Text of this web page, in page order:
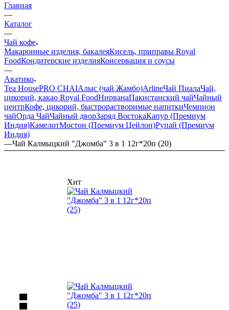
Главная
—
Каталог
—
Чай кофе
Макаронные изделия, бакалеяКисель, приправы Royal
FoodКондитерские изделияКонсервация и соусы
—
Аватико
Tea HousePRO CHAIАлыс (чай Жамбо)ArlineЧай ПиалаЧай,
цикорий, какао Royal FoodНирванаПакистанский чайЧайный
центрКофе, цикорий, быстрорастворимые напиткиЧемпион
чайОрда ЧайЧайный дворЗаряд ВостокаКапур (Премиум
Индия)КамелотМостон (Премиум Цейлон)Рупай (Премиум
Индия)
—Чай Калмыцкий "Джомба" 3 в 1 12г*20п (20)
Хит